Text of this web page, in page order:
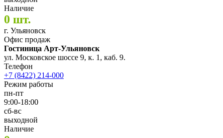
Наличие
0 шт.
г. Ульяновск
Офис продаж
Гостиница Арт-Ульяновск
ул. Московское шоссе 9, к. 1, каб. 9.
Телефон
+7 (8422) 214-000
Режим работы
пн-пт
9:00-18:00
сб-вс
выходной
Наличие